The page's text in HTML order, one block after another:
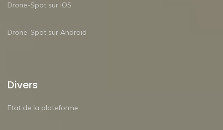
Drone-Spot sur iOS
Drone-Spot sur Android
Divers
Etat de la plateforme